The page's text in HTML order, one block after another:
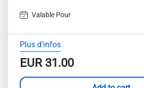
Valable Pour
Plus d'infos
EUR31.00